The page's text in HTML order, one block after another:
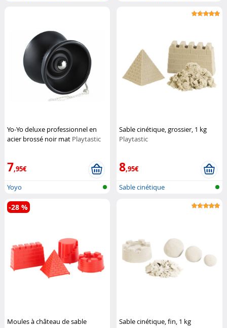
Yo-Yo deluxe professionnel en
acier brossé noir mat Playtastic
7,95€
Yoyo
Sable cinétique, grossier, 1 kg
Playtastic
8,95€
Sable cinétique
Moules à château de sable
-28 %
Sable cinétique, fin, 1 kg